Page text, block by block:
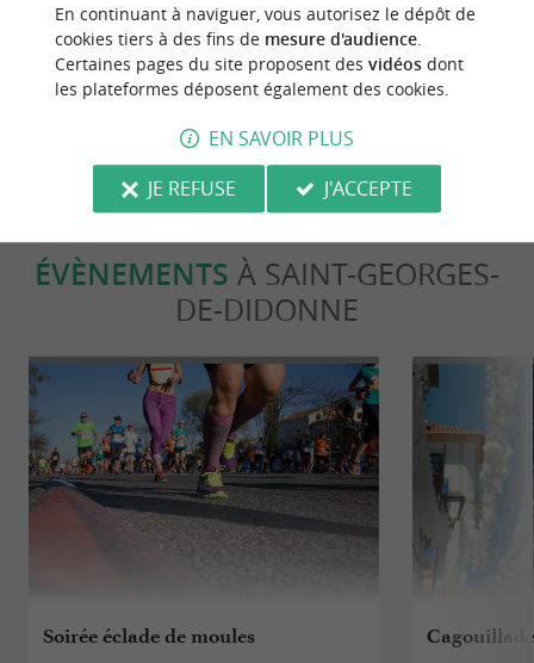
Destination Saint-Georges-de-Didonne
1,0 km - Saint-Georges-de-Didonne
Le Top 10 de
choses à
Royan !
ÉVÈNEMENTS À SAINT-GEORGES-
DE-DIDONNE
Soirée éclade de moules
En continuant à naviguer, vous autorisez le dépôt de
cookies tiers à des fins de mesure d'audience.
Certaines pages du site proposent des vidéosdont
les plateformes déposent également des cookies.
EN SAVOIR PLUS
JE REFUSE
J'ACCEPTE